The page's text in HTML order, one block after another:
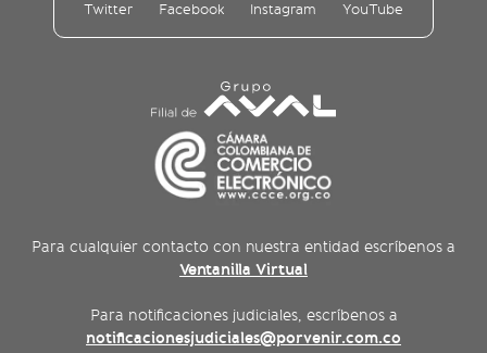
Twitter Facebook Instagram YouTube
Para cualquier contacto con nuestra entidad escríbenos a
Ventanilla Virtual
Para notificaciones judiciales, escríbenos a
notificacionesjudiciales@porvenir.com.co